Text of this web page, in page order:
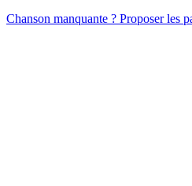
Chanson manquante ? Proposer les